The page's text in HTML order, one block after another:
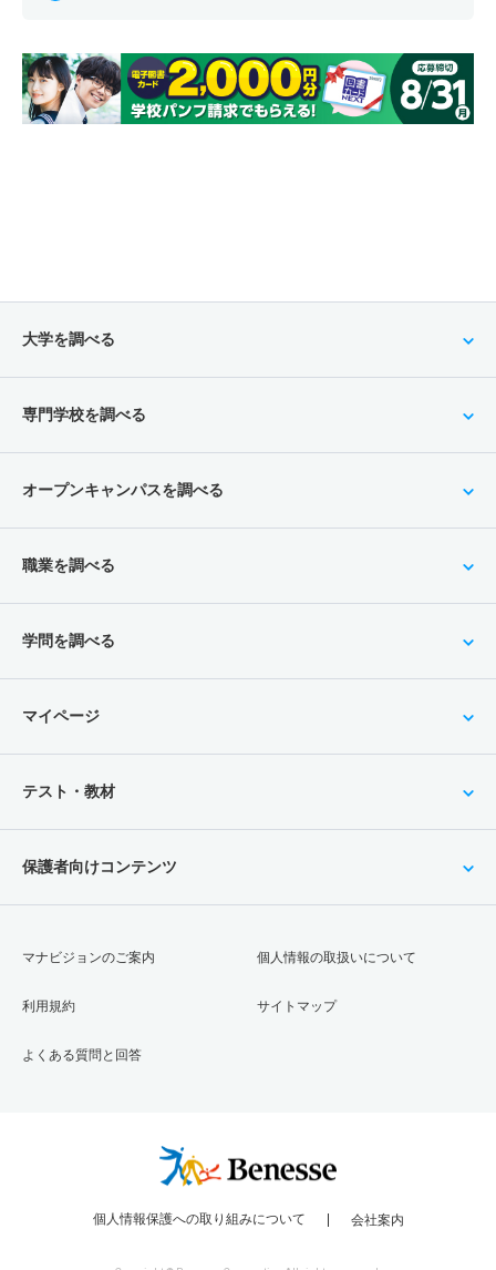
大学を調べる
専門学校を調べる
オープンキャンパスを調べる
職業を調べる
学問を調べる
マイページ
テスト・教材
保護者向けコンテンツ
マナビジョンのご案内
利用規約
よくある質問と回答
個人情報の取扱いについて
サイトマップ
個人情報保護への取り組みについて 会社案内